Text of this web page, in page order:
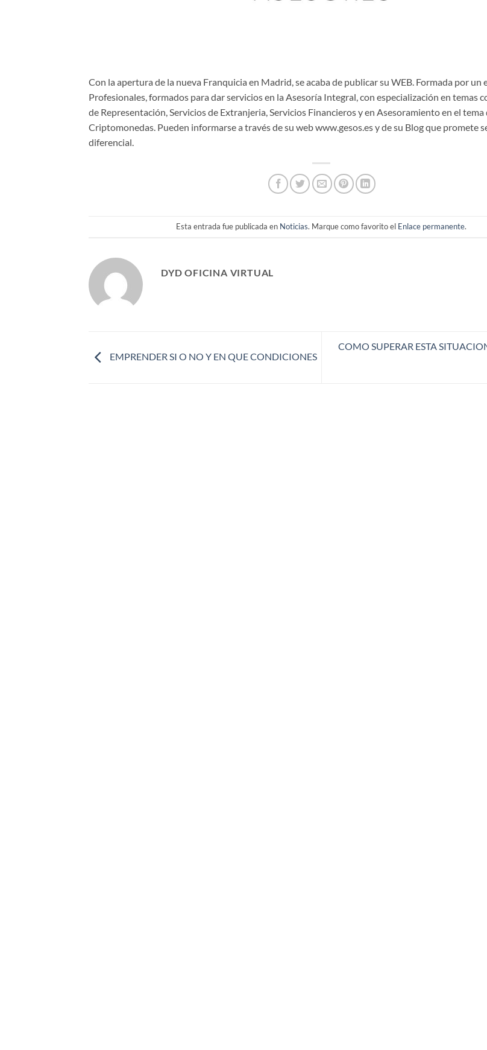
Con la apertura de la nueva Franquicia en Madrid, se acaba de publicar su WEB. Formada por un
Profesionales, formados para dar servicios en la Asesoría Integral, con especialización en temas
de Representación, Servicios de Extranjeria, Servicios Financieros y en Asesoramiento en el tema
Criptomonedas. Pueden informarse a través de su web www.gesos.es y de su Blog que promete
diferencial.
Esta entrada fue publicada en Noticias. Marque como favorito el Enlace permanente.
DYD OFICINA VIRTUAL
EMPRENDER SI O NO Y EN QUE CONDICIONES
COMO SUPERAR ESTA